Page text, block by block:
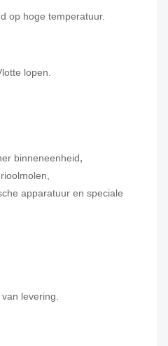
op hoge temperatuur.
lopen.
binneneenheid,
apparatuur en speciale
levering